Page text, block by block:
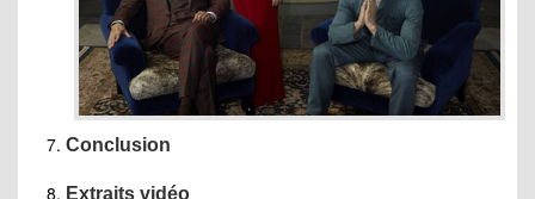
Conclusion
Extraits vidéo